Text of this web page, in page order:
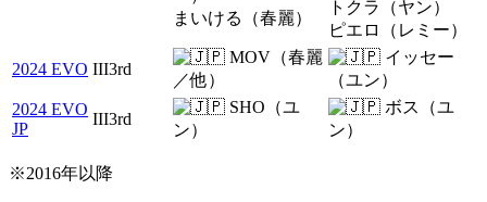
まいける（春麗）
トクラ（ヤン）
ピエロ（レミー）
2024 EVO III3rd
MOV（春麗
／他）
イッセー
（ユン）
2024 EVO
JP
III3rd
SHO（ユ
ン）
ボス（ユ
ン）
※2016年以降